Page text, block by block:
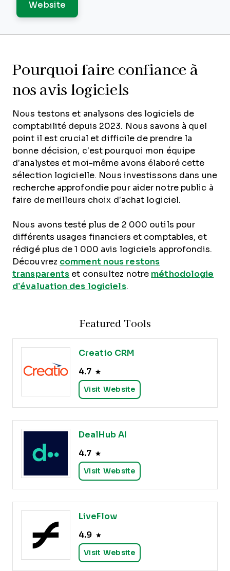
Website
Pourquoi faire confiance à
nos avis logiciels
Nous testons et analysons des logiciels de
comptabilité depuis 2023. Nous savons à quel
point il est crucial et difficile de prendre la
bonne décision, c’est pourquoi mon équipe
d’analystes et moi-même avons élaboré cette
sélection logicielle. Nous investissons dans une
recherche approfondie pour aider notre public à
faire de meilleurs choix d’achat logiciel.
Nous avons testé plus de 2 000 outils pour
différents usages financiers et comptables, et
rédigé plus de 1 000 avis logiciels approfondis.
Découvrez comment nous restons
transparents et consultez notre méthodologie
d’évaluation des logiciels.
Featured Tools
Creatio CRM
4.7
Visit Website
DealHub AI
4.7
Visit Website
LiveFlow
4.9
Visit Website